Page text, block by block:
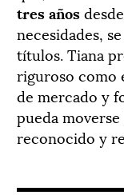
tres años
necesidades,
títulos. Tiana
riguroso como
de mercado y
pueda
reconocido y